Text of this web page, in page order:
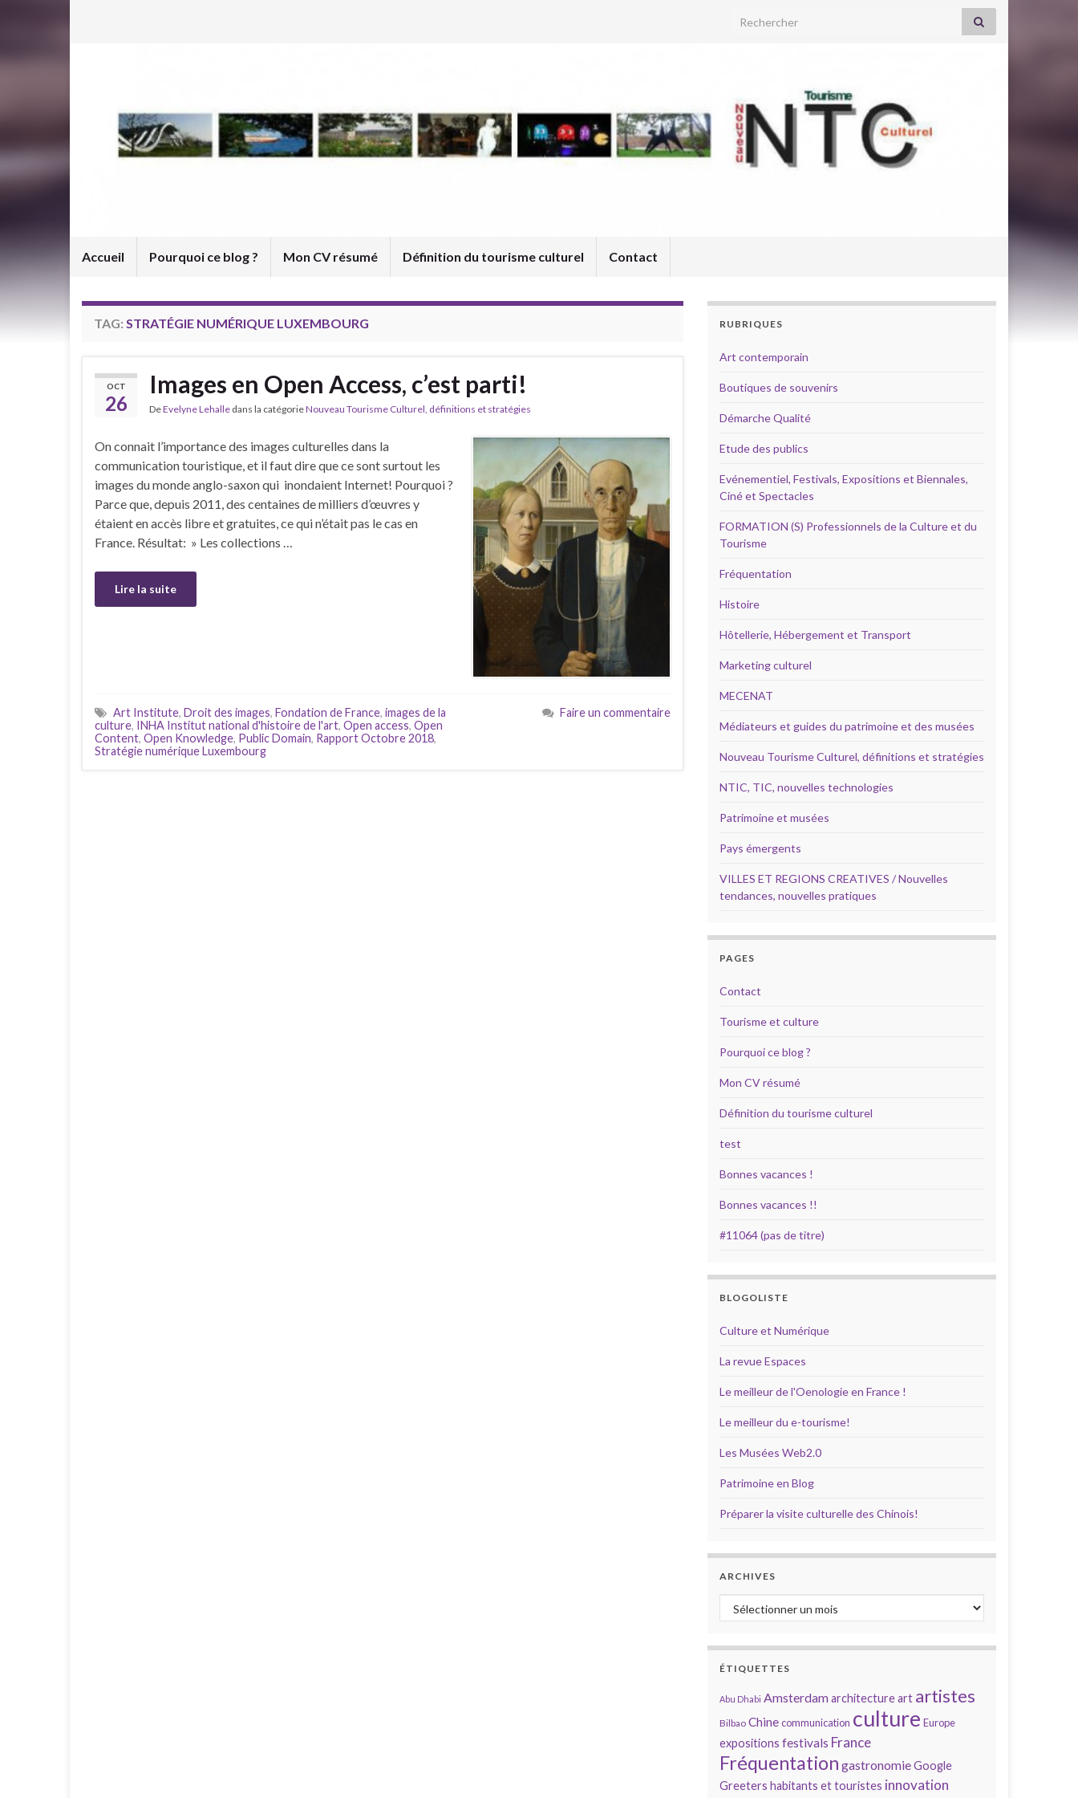
Search for:
Accueil Pourquoi ce blog ? Mon CV résumé Définition du tourisme culturel Contact
TAG: STRATÉGIE NUMÉRIQUE LUXEMBOURG
OCT
26
Images en Open Access, c’est parti!
DeEvelyne Lehalle dans la catégorieNouveau Tourisme Culturel, définitions et stratégies
On connait l’importance des images culturelles dans la
communication touristique, et il faut dire que ce sont surtout les
images du monde anglo-saxon qui inondaient Internet! Pourquoi ?
Parce que, depuis 2011, des centaines de milliers d’œuvres y
étaient en accès libre et gratuites, ce qui n’était pas le cas en
France. Résultat: » Les collections …
Lire la suite
Art Institute, Droit des images, Fondation de France, images de la
culture, INHA Institut national d'histoire de l'art, Open access, Open
Content, Open Knowledge, Public Domain, Rapport Octobre 2018,
Stratégie numérique Luxembourg
Faire un commentaire
RUBRIQUES
Art contemporain
Boutiques de souvenirs
Démarche Qualité
Etude des publics
Evénementiel, Festivals, Expositions et Biennales,
Ciné et Spectacles
FORMATION (S) Professionnels de la Culture et du
Tourisme
Fréquentation
Histoire
Hôtellerie, Hébergement et Transport
Marketing culturel
MECENAT
Médiateurs et guides du patrimoine et des musées
Nouveau Tourisme Culturel, définitions et stratégies
NTIC, TIC, nouvelles technologies
Patrimoine et musées
Pays émergents
VILLES ET REGIONS CREATIVES / Nouvelles
tendances, nouvelles pratiques
PAGES
Contact
Tourisme et culture
Pourquoi ce blog ?
Mon CV résumé
Définition du tourisme culturel
test
Bonnes vacances !
Bonnes vacances !!
#11064 (pas de titre)
BLOGOLISTE
Culture et Numérique
La revue Espaces
Le meilleur de l'Oenologie en France !
Le meilleur du e-tourisme!
Les Musées Web2.0
Patrimoine en Blog
Préparer la visite culturelle des Chinois!
ARCHIVES
Archives
ÉTIQUETTES
Abu Dhabi Amsterdamarchitectureart artistes
Bilbao Chinecommunication culture Europe
expositions festivals France
Fréquentation gastronomieGoogle
Greeters habitants et touristes innovation